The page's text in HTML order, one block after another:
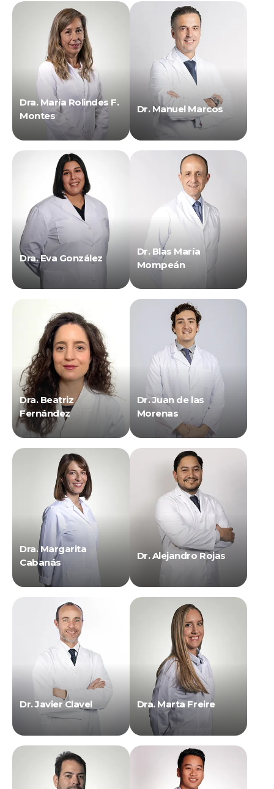
Dra. María Rolindes F.
Montes
Dr. Manuel Marcos
Dra. Eva González
Dr. Blas María
Mompeán
Dra. Beatriz
Fernández
Dr. Juan de las
Morenas
Dra. Margarita
Cabanás
Dr. Alejandro Rojas
Dr. Javier Clavel Dra. Marta Freire